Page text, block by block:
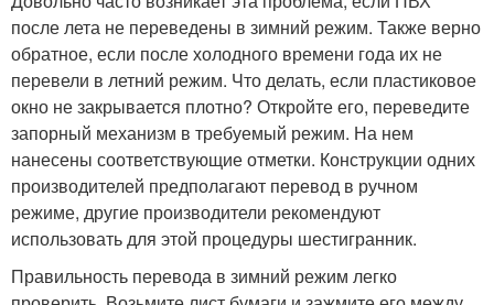
после лета не переведены в зимний режим. Также верно
обратное, если после холодного времени года их не
перевели в летний режим. Что делать, если пластиковое
окно не закрывается плотно? Откройте его, переведите
запорный механизм в требуемый режим. На нем
нанесены соответствующие отметки. Конструкции одних
производителей предполагают перевод в ручном
режиме, другие производители рекомендуют
использовать для этой процедуры шестигранник.
Правильность перевода в зимний режим легко